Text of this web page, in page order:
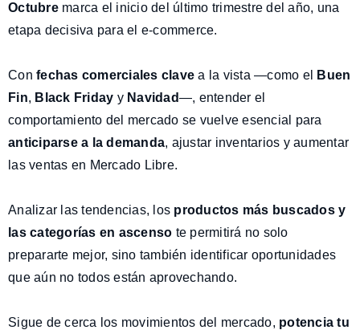
Octubre marca el inicio del último trimestre del año, una
etapa decisiva para el e-commerce.
Con fechas comerciales clave a la vista —como el
Buen
Fin, Black Friday y Navidad—, entender el
comportamiento del mercado se vuelve esencial para
anticiparse a la demanda, ajustar inventarios y aumentar
las ventas en Mercado Libre.
Analizar las tendencias, los productos más buscados y
las categorías en ascenso te permitirá no solo
prepararte mejor, sino también identificar oportunidades
que aún no todos están aprovechando.
Sigue de cerca los movimientos del mercado, potencia tu